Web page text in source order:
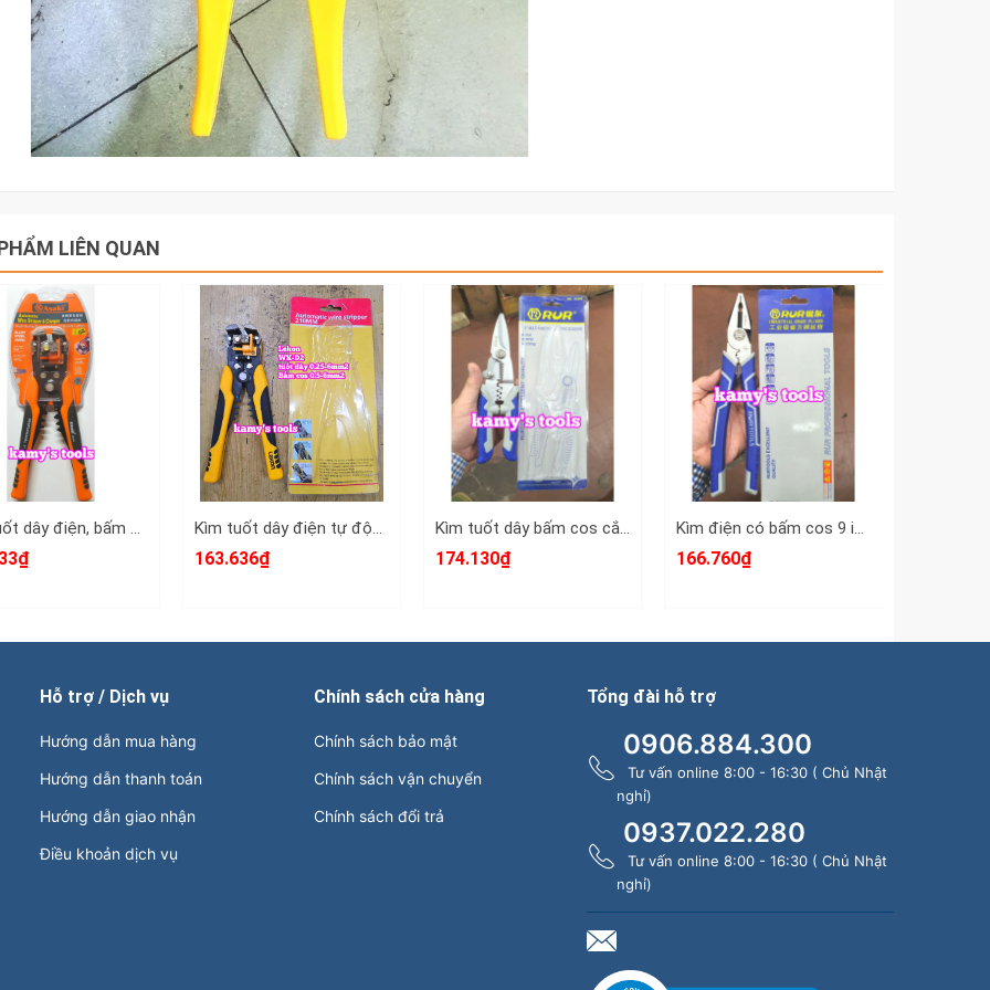
LIÊN QUAN
KÌm tuốt dây điện, bấm cos đa năng, tự động Asaki Model AK-0339 Kìm tuốt dây điện tự động bấm cos cắt đa năng Lekon WX-D2 0.25-6mm2
163.636₫
Kìm tuốt dây bấm cos cắt cáp đa năng 3 trong 1 RUR R2350
174.130₫
Kìm điện có bấm cos 9 inch 225mm RUR tools R2159
166.760₫
Hỗ trợ / Dịch vụ
Hướng dẫn mua hàng
Hướng dẫn thanh toán
Hướng dẫn giao nhận
Điều khoản dịch vụ
Chính sách cửa hàng
Chính sách bảo mật
Chính sách vận chuyển
Chính sách đổi trả
Tổng đài hỗ trợ
0906.884.300
Tư vấn online 8:00 - 16:30 ( Chủ Nhật
nghỉ)
0937.022.280
Tư vấn online 8:00 - 16:30 ( Chủ Nhật
nghỉ)